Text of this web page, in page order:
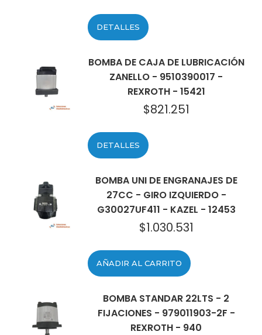
DETALLES
BOMBA DE CAJA DE LUBRICACIÓN
ZANELLO - 9510390017 -
REXROTH - 15421
$821.251
DETALLES
BOMBA UNI DE ENGRANAJES DE
27CC - GIRO IZQUIERDO -
G30027UF411 - KAZEL - 12453
$1.030.531
AÑADIR AL CARRITO
BOMBA STANDAR 22LTS - 2
FIJACIONES - 979011903-2F -
REXROTH - 940